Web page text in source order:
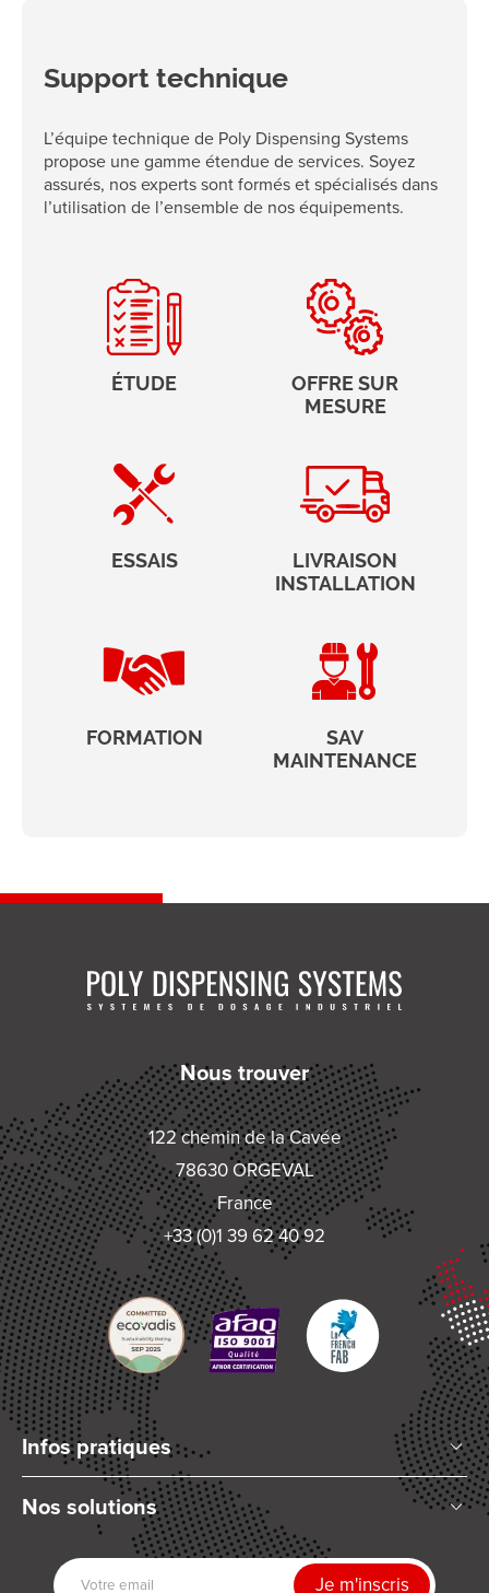
Support technique
L’équipe technique de Poly Dispensing Systems
propose une gamme étendue de services. Soyez
assurés, nos experts sont formés et spécialisés dans
l’utilisation de l’ensemble de nos équipements.
ÉTUDE
OFFRE SUR
MESURE
ESSAIS
LIVRAISON
INSTALLATION
FORMATION
SAV
MAINTENANCE
Nous trouver
122 chemin de la Cavée
78630 ORGEVAL
France
+33 (0)1 39 62 40 92
Infos pratiques
Qui sommes-nous ?
Articles et Actualités
Nos partenaires
Nos solutions
Mélange planétaire